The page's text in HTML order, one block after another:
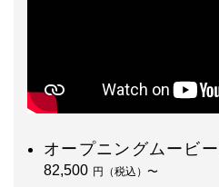
オープニングムービ
82,500 円（税込）〜